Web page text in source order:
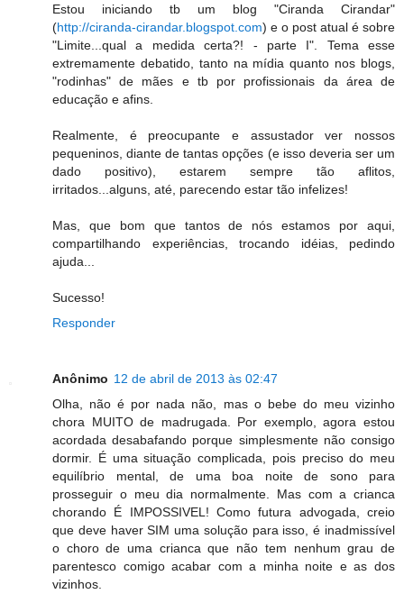
Estou iniciando tb um blog "Ciranda Cirandar"
(http://ciranda-cirandar.blogspot.com) e o post atual é sobre
"Limite...qual a medida certa?! - parte I". Tema esse
extremamente debatido, tanto na mídia quanto nos blogs,
"rodinhas" de mães e tb por profissionais da área de
educação e afins.
Realmente, é preocupante e assustador ver nossos
pequeninos, diante de tantas opções (e isso deveria ser um
dado positivo), estarem sempre tão aflitos,
irritados...alguns, até, parecendo estar tão infelizes!
Mas, que bom que tantos de nós estamos por aqui,
compartilhando experiências, trocando idéias, pedindo
ajuda...
Sucesso!
Responder
Anônimo 12 de abril de 2013 às 02:47
Olha, não é por nada não, mas o bebe do meu vizinho
chora MUITO de madrugada. Por exemplo, agora estou
acordada desabafando porque simplesmente não consigo
dormir. É uma situação complicada, pois preciso do meu
equilíbrio mental, de uma boa noite de sono para
prosseguir o meu dia normalmente. Mas com a crianca
chorando É IMPOSSIVEL! Como futura advogada, creio
que deve haver SIM uma solução para isso, é inadmissível
o choro de uma crianca que não tem nenhum grau de
parentesco comigo acabar com a minha noite e as dos
vizinhos.